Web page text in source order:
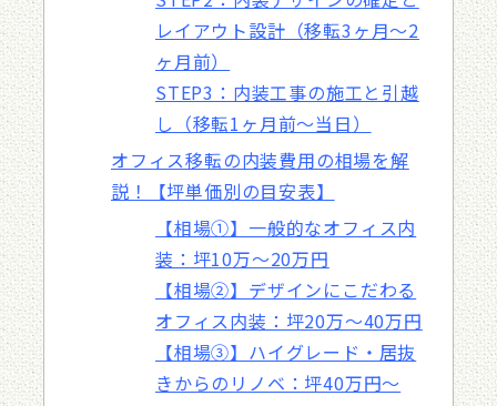
レイアウト設計（移転3ヶ月〜2
ヶ月前）
STEP3：内装工事の施工と引越
し（移転1ヶ月前〜当日）
オフィス移転の内装費用の相場を解
説！【坪単価別の目安表】
【相場①】一般的なオフィス内
装：坪10万〜20万円
【相場②】デザインにこだわる
オフィス内装：坪20万〜40万円
【相場③】ハイグレード・居抜
きからのリノベ：坪40万円〜